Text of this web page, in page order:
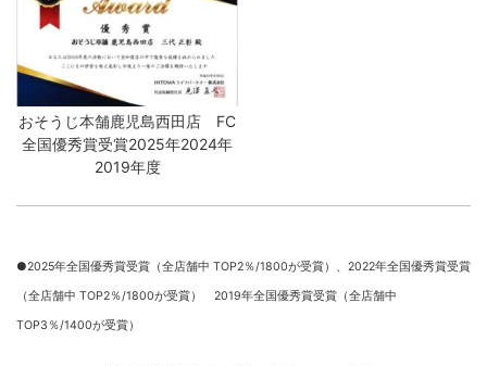
おそうじ本舗鹿児島西田店 FC
全国優秀賞受賞2025年2024年
2019年度
●2025年全国優秀賞受賞（全店舗中 TOP2％/1800が受賞）、 2022年全国優秀賞受賞
（全店舗中 TOP2％/1800が受賞） 2019年全国優秀賞受賞（全店舗中
TOP3％/1400が受賞）